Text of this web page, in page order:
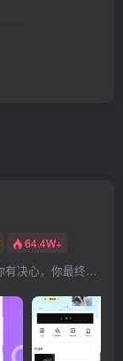
64.4W+
不管你有多慢，都不要紧，只要你有决心，你最终都会到达想去的地方